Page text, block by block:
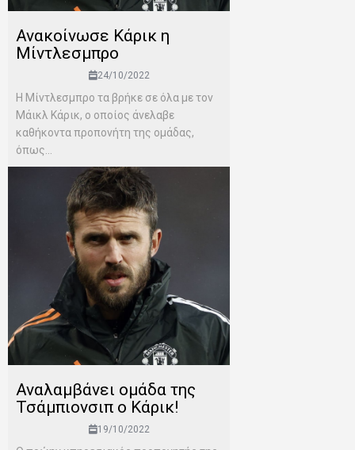
Ανακοίνωσε Κάρικ η
Μίντλεσμπρο
24/10/2022
Η Μίντλεσμπρο τα βρήκε σε όλα με τον
Μάικλ Κάρικ, ο οποίος άνελαβε
καθήκοντα προπονήτη της ομάδας,
όπως...
Αναλαμβάνει ομάδα της
Τσάμπιονσιπ ο Κάρικ!
19/10/2022